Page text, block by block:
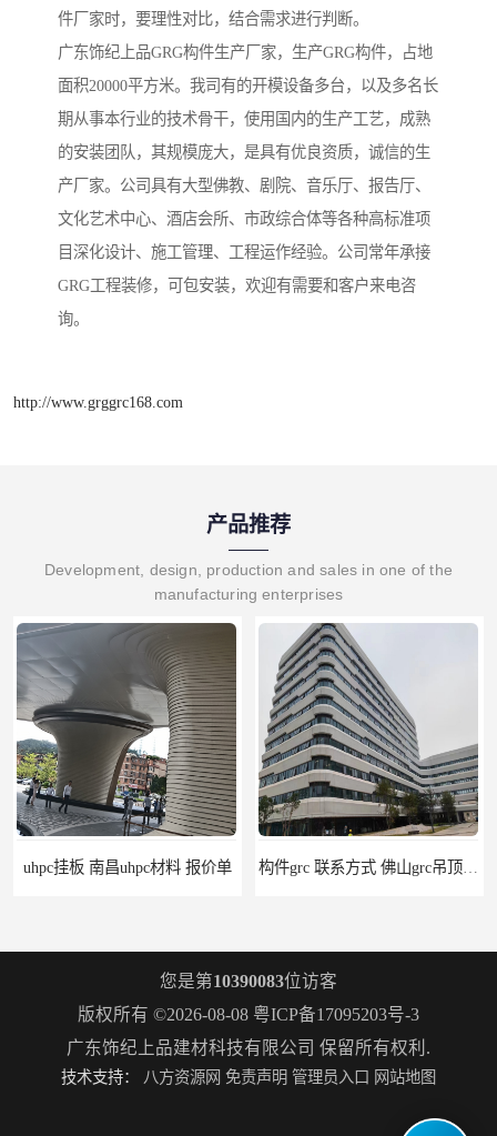
件厂家时，要理性对比，结合需求进行判断。
广东饰纪上品GRG构件生产厂家，生产GRG构件，占地
面积20000平方米。我司有的开模设备多台，以及多名长
期从事本行业的技术骨干，使用国内的生产工艺，成熟
的安装团队，其规模庞大，是具有优良资质，诚信的生
产厂家。公司具有大型佛教、剧院、音乐厅、报告厅、
文化艺术中心、酒店会所、市政综合体等各种高标准项
目深化设计、施工管理、工程运作经验。公司常年承接
GRG工程装修，可包安装，欢迎有需要和客户来电咨
询。
http://www.grggrc168.com
产品推荐
Development, design, production and sales in one of the
manufacturing enterprises
构件grc 联系方式 佛山grc吊顶厂家
您是第10390083位访客
版权所有 ©2026-08-08 粤ICP备17095203号-3
广东饰纪上品建材科技有限公司 保留所有权利.
技术支持： 八方资源网 免责声明 管理员入口 网站地图